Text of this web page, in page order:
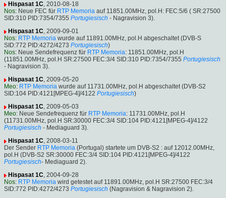
Hispasat 1C, 2010-08-18
Nos: Neue FEC für RTP Memoria auf 11851.00MHz, pol.H: FEC:5/6 ( SR:27500
SID:310 PID:7354/7355 Portugiesisch - Nagravision 3).
Hispasat 1C, 2009-09-01
Nos: RTP Memoria wurde auf 11891.00MHz, pol.H abgeschaltet (DVB-S
SID:772 PID:4272/4273 Portugiesisch)
Nos: Neue Sendefrequenz für RTP Memoria: 11851.00MHz, pol.H
(11851.00MHz, pol.H SR:27500 FEC:3/4 SID:310 PID:7354/7355 Portugiesisch
- Nagravision 3).
Hispasat 1C, 2009-05-20
Meo: RTP Memoria wurde auf 11731.00MHz, pol.H abgeschaltet (DVB-S2
SID:104 PID:4121[MPEG-4]/4122 Portugiesisch)
Hispasat 1C, 2009-05-03
Meo: Neue Sendefrequenz für RTP Memoria: 11731.00MHz, pol.H
(11731.00MHz, pol.H SR:30000 FEC:3/4 SID:104 PID:4121[MPEG-4]/4122
Portugiesisch - Mediaguard 3).
Hispasat 1C, 2008-03-11
Der Sender RTP Memoria (Portugal) startete um DVB-S2 : auf 12012.00MHz,
pol.H (DVB-S2 SR:30000 FEC:3/4 SID:104 PID:4121[MPEG-4]/4122
Portugiesisch- Mediaguard 2).
Hispasat 1C, 2004-09-28
Nos: RTP Memoria wird getestet auf 11891.00MHz, pol.H SR:27500 FEC:3/4
SID:772 PID:4272/4273 Portugiesisch (Nagravision & Nagravision 2).